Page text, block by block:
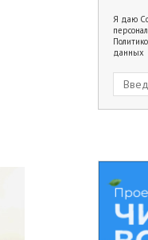
Я даю
данных